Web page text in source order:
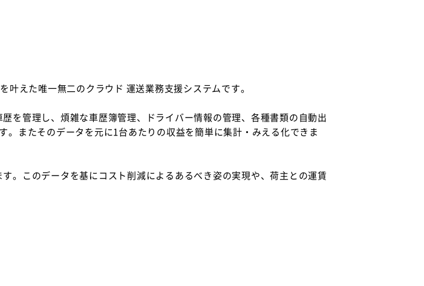
えた唯一無二のクラウド 運送業務支援システムです。
を管理し、煩雑な車歴簿管理、ドライバー情報の管理、各種書類の自動出
またそのデータを元に1台あたりの収益を簡単に集計・みえる化できま
。このデータを基にコスト削減によるあるべき姿の実現や、荷主との運賃